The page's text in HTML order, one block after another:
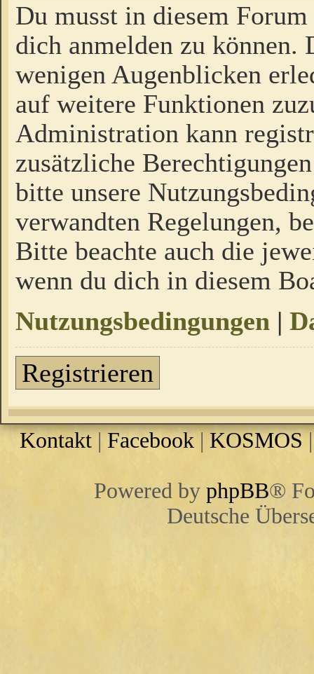
Du musst in diesem
dich anmelden zu
wenigen Augenblicken
auf weitere Funktionen
Administration kann
zusätzliche
bitte unsere
verwandten Regelungen,
Bitte beachte auch die
wenn du dich in diesem
Nutzungsbedingungen |
Registrieren
Kontakt | Facebook |KOSMOS
Powered by phpBB®
Deutsche